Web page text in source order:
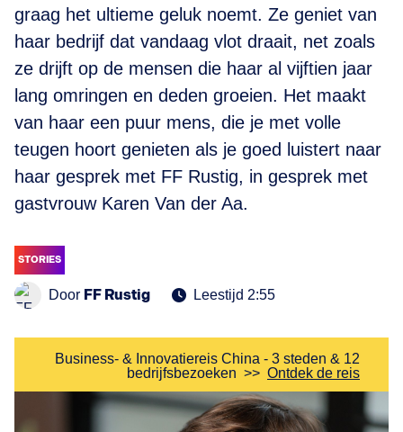
graag het ultieme geluk noemt. Ze geniet van
haar bedrijf dat vandaag vlot draait, net zoals
ze drijft op de mensen die haar al vijftien jaar
lang omringen en deden groeien. Het maakt
van haar een puur mens, die je met volle
teugen hoort genieten als je goed luistert naar
haar gesprek met FF Rustig, in gesprek met
gastvrouw Karen Van der Aa.
STORIES
Door FF Rustig Leestijd 2:55
Business- & Innovatiereis China - 3 steden & 12
bedrijfsbezoeken >> Ontdek de reis